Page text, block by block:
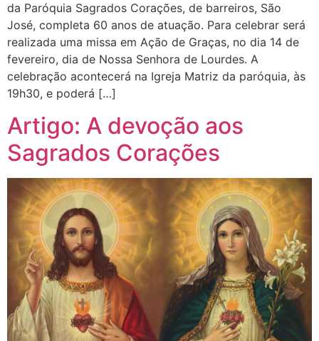
da Paróquia Sagrados Corações, de barreiros, São
José, completa 60 anos de atuação. Para celebrar será
realizada uma missa em Ação de Graças, no dia 14 de
fevereiro, dia de Nossa Senhora de Lourdes. A
celebração acontecerá na Igreja Matriz da paróquia, às
19h30, e poderá […]
Artigo: A devoção aos
Sagrados Corações